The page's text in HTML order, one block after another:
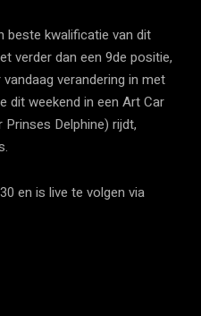
beste kwalificatie van dit
verder dan een 9de positie,
verandering in met
dit weekend in een Art Car
Delphine) rijdt,
en is live te volgen via